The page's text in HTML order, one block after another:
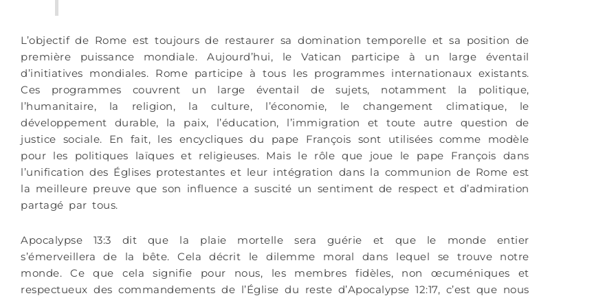
L’objectif de Rome est toujours de restaurer sa domination temporelle et sa position de
première puissance mondiale. Aujourd’hui, le Vatican participe à un large éventail
d’initiatives mondiales. Rome participe à tous les programmes internationaux existants.
Ces programmes couvrent un large éventail de sujets, notamment la politique,
l’humanitaire, la religion, la culture, l’économie, le changement climatique, le
développement durable, la paix, l’éducation, l’immigration et toute autre question de
justice sociale. En fait, les encycliques du pape François sont utilisées comme modèle
pour les politiques laïques et religieuses. Mais le rôle que joue le pape François dans
l’unification des Églises protestantes et leur intégration dans la communion de Rome est
la meilleure preuve que son influence a suscité un sentiment de respect et d’admiration
partagé par tous.
Apocalypse 13:3 dit que la plaie mortelle sera guérie et que le monde entier
s’émerveillera de la bête. Cela décrit le dilemme moral dans lequel se trouve notre
monde. Ce que cela signifie pour nous, les membres fidèles, non œcuméniques et
respectueux des commandements de l’Église du reste d’Apocalypse 12:17, c’est que nous